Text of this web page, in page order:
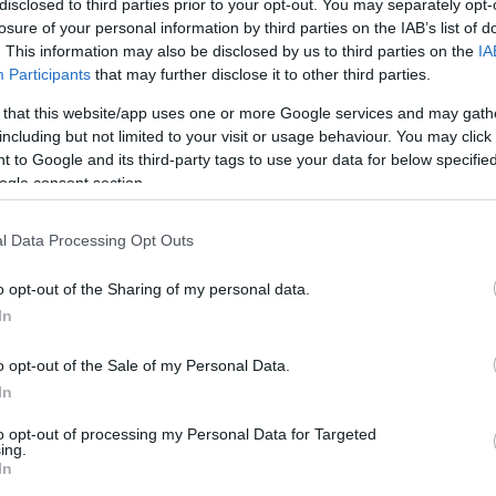
to third parties prior to your opt-out. You may separately
of your personal information by third parties on the IAB’s list of
This information may also be disclosed by us to third parties on the
Participants that may further disclose it to other third parties.
that this website/app uses one or more Google services and may
but not limited to your visit or usage behaviour. You may
to Google and its third-party tags to use your data for below
consent section.
Data Processing Opt Outs
opt-out of the Sharing of my personal data.
opt-out of the Sale of my Personal Data.
opt-out of processing my Personal Data for Targeted
Magyar Honvédség
all’estero è lo spiegamento in Ciad L’anno
in Ciad, un numero che potrebbe salire a
dovrebbe durare fino alla fine del 2025 L’obiettivo
antiterrorismo Questa missione è particolarmente
della logistica e della sicurezza, dal
all’interesse pubblico, il figlio del primo
nell’organizzazione della missione.
vanno all’estero; cambia anche le regole intorno
ha ancora l’ultima parola nella maggior
in modo indipendente per gli schieramenti
consente all’Ungheria di reagire più rapidamente